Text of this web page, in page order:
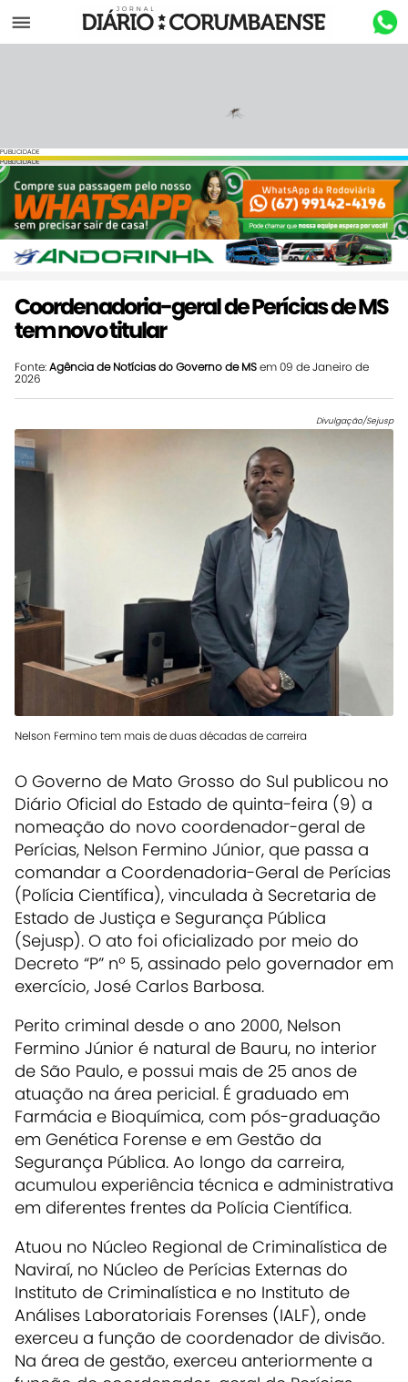
Menu
PUBLICIDADE
PUBLICIDADE
Coordenadoria-geral de Perícias de MS
tem novo titular
Fonte:Agência de Notícias do Governo de MSem 09 de Janeiro de
2026
Divulgação/Sejusp
Nelson Fermino tem mais de duas décadas de carreira
O Governo de Mato Grosso do Sul publicou no
Diário Oficial do Estado de quinta-feira (9) a
nomeação do novo coordenador-geral de
Perícias, Nelson Fermino Júnior, que passa a
comandar a Coordenadoria-Geral de Perícias
(Polícia Científica), vinculada à Secretaria de
Estado de Justiça e Segurança Pública
(Sejusp). O ato foi oficializado por meio do
Decreto “P” nº 5, assinado pelo governador em
exercício, José Carlos Barbosa.
Perito criminal desde o ano 2000, Nelson
Fermino Júnior é natural de Bauru, no interior
de São Paulo, e possui mais de 25 anos de
atuação na área pericial. É graduado em
Farmácia e Bioquímica, com pós-graduação
em Genética Forense e em Gestão da
Segurança Pública. Ao longo da carreira,
acumulou experiência técnica e administrativa
em diferentes frentes da Polícia Científica.
Atuou no Núcleo Regional de Criminalística de
Naviraí, no Núcleo de Perícias Externas do
Instituto de Criminalística e no Instituto de
Análises Laboratoriais Forenses (IALF), onde
exerceu a função de coordenador de divisão.
Na área de gestão, exerceu anteriormente a